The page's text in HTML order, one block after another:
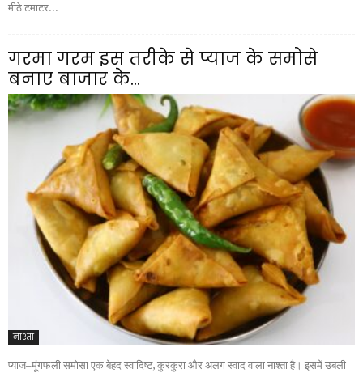
मीठे टमाटर...
गरमा गरम इस तरीके से प्याज के समोसे
बनाए बाजार के...
नाश्ता
प्याज–मूंगफली समोसा एक बेहद स्वादिष्ट, कुरकुरा और अलग स्वाद वाला नाश्ता है। इसमें उबली